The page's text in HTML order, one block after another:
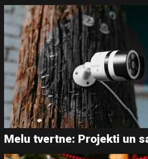
Melu tvertne: Projekti un